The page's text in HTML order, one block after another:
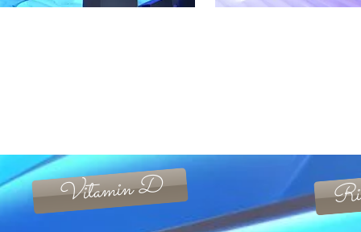
Vitamin D